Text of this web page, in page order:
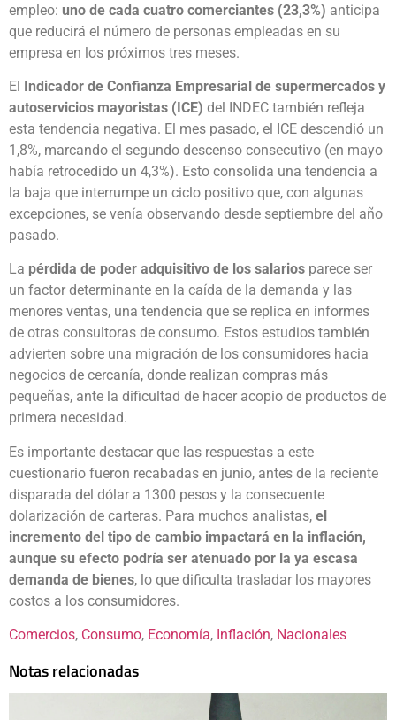
empleo: uno de cada cuatro comerciantes (23,3%) anticipa
que reducirá el número de personas empleadas en su
empresa en los próximos tres meses.
El Indicador de Confianza Empresarial de supermercados y
autoservicios mayoristas (ICE) del INDEC también refleja
esta tendencia negativa. El mes pasado, el ICE descendió un
1,8%, marcando el segundo descenso consecutivo (en mayo
había retrocedido un 4,3%). Esto consolida una tendencia a
la baja que interrumpe un ciclo positivo que, con algunas
excepciones, se venía observando desde septiembre del año
pasado.
La pérdida de poder adquisitivo de los salarios parece ser
un factor determinante en la caída de la demanda y las
menores ventas, una tendencia que se replica en informes
de otras consultoras de consumo. Estos estudios también
advierten sobre una migración de los consumidores hacia
negocios de cercanía, donde realizan compras más
pequeñas, ante la dificultad de hacer acopio de productos de
primera necesidad.
Es importante destacar que las respuestas a este
cuestionario fueron recabadas en junio, antes de la reciente
disparada del dólar a 1300 pesos y la consecuente
dolarización de carteras. Para muchos analistas, el
incremento del tipo de cambio impactará en la inflación,
aunque su efecto podría ser atenuado por la ya escasa
demanda de bienes, lo que dificulta trasladar los mayores
costos a los consumidores.
Comercios, Consumo, Economía, Inflación, Nacionales
Notas relacionadas